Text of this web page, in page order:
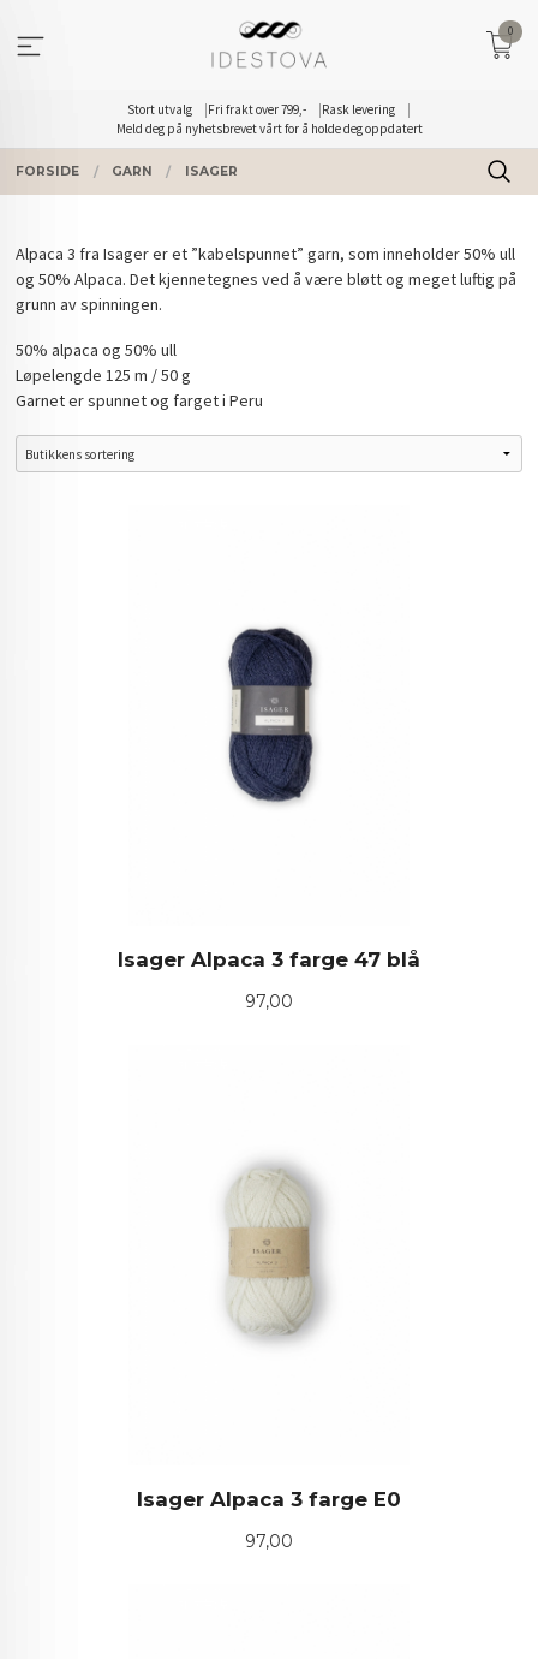
innholdet
Stort utvalg Fri frakt over 799,-
Rask levering
Meld deg på nyhetsbrevet vårt for å holde deg oppdatert
0
FORSIDE GARN ISAGER
Alpaca 3 fra Isager er et ”kabelspunnet” garn, som inneholder 50% ull
og 50% Alpaca. Det kjennetegnes ved å være bløtt og meget luftig på
grunn av spinningen.
50% alpaca og 50% ull
Løpelengde 125 m / 50 g
Garnet er spunnet og farget i Peru
Isager Alpaca 3 farge 47 blå
Pris
97,00
Isager Alpaca 3 farge E0
Pris
97,00